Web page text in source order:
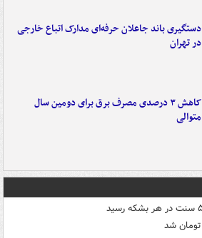
دستگیری باند جاعلان حرفه‌ای مدارک اتباع خارجی
در تهران
کاهش ۳ درصدی مصرف برق برای دومین سال
متوالی